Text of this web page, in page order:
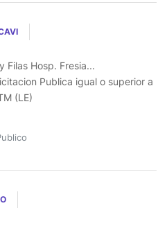
Filas Hosp. Fresia...
Publica igual o superior a
(LE)